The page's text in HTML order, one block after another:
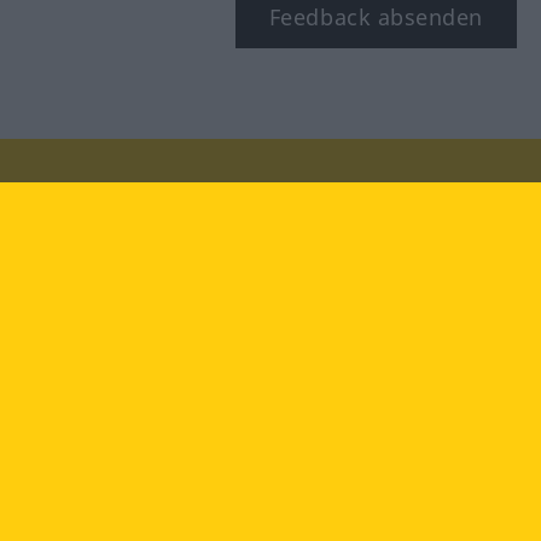
Feedback absenden